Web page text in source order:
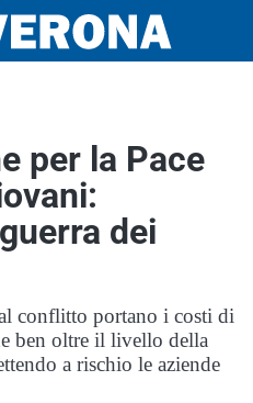
per la Pace
dei
conflitto portano i costi di
ben oltre il livello della
a rischio le aziende